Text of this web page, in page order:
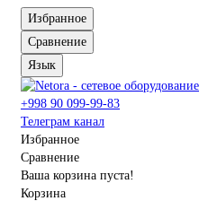
Избранное
Сравнение
Язык
+998 90 099-99-83
Телеграм канал
Избранное
Сравнение
Ваша корзина пуста!
Корзина